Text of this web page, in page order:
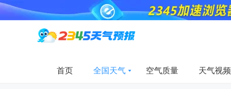
首页 全国天气 空气质量 天气视频